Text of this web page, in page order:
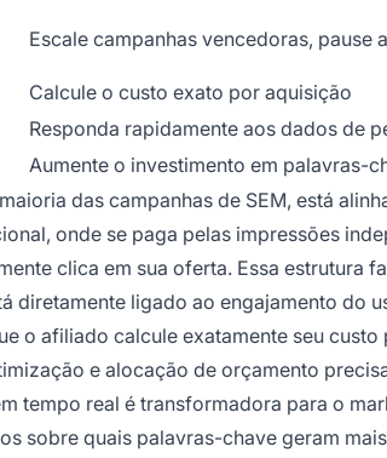
Escale campanhas vencedoras, pause
Calcule o custo exato por aquisição
Responda rapidamente aos dados de
Aumente o investimento em palavras-
das campanhas de SEM, está
onde se paga pelas impressões
clica em sua oferta. Essa estrutura
diretamente ligado ao engajamento do
o afiliado calcule exatamente seu
e alocação de orçamento
tempo real é transformadora para o
sobre quais palavras-chave geram